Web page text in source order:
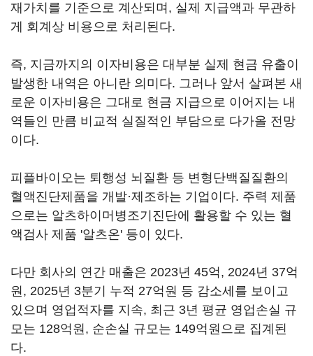
재가치를 기준으로 계산되며, 실제 지급액과 무관하
게 회계상 비용으로 처리된다.
즉, 지금까지의 이자비용은 대부분 실제 현금 유출이
발생한 내역은 아니란 의미다. 그러나 앞서 살펴본 새
로운 이자비용은 그대로 현금 지급으로 이어지는 내
역들인 만큼 비교적 실질적인 부담으로 다가올 전망
이다.
피플바이오는 퇴행성 뇌질환 등 변형단백질질환의
혈액진단제품을 개발·제조하는 기업이다. 주력 제품
으로는 알츠하이머병조기진단에 활용할 수 있는 혈
액검사 제품 '알츠온' 등이 있다.
다만 회사의 연간 매출은 2023년 45억, 2024년 37억
원, 2025년 3분기 누적 27억원 등 감소세를 보이고
있으며 영업적자를 지속, 최근 3년 평균 영업손실 규
모는 128억원, 순손실 규모는 149억원으로 집계된
다.